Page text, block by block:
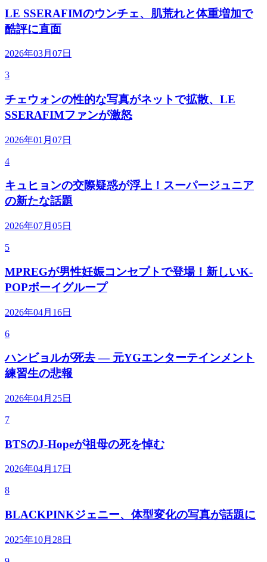
LE SSERAFIMのウンチェ、肌荒れと体重増加で
酷評に直面
2026年03月07日
3
チェウォンの性的な写真がネットで拡散、LE
SSERAFIMファンが激怒
2026年01月07日
4
キュヒョンの交際疑惑が浮上！スーパージュニア
の新たな話題
2026年07月05日
5
MPREGが男性妊娠コンセプトで登場！新しいK-
POPボーイグループ
2026年04月16日
6
ハンビョルが死去 — 元YGエンターテインメント
練習生の悲報
2026年04月25日
7
BTSのJ-Hopeが祖母の死を悼む
2026年04月17日
8
BLACKPINKジェニー、体型変化の写真が話題に
2025年10月28日